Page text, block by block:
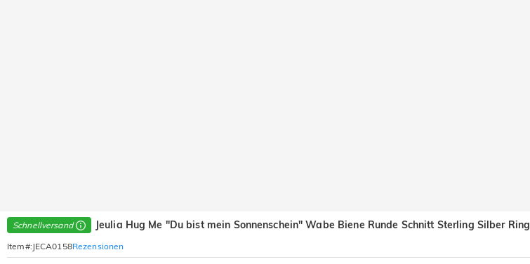
Schnellversand Jeulia Hug Me "Du bist mein Sonnenschein" Wabe Biene Runde Schnitt Sterling Silber Ring
Item#: JECA0158Rezensionen